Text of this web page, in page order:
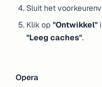
Sluit het
Klik op"Ontwikkel"
"Leeg caches".
Opera